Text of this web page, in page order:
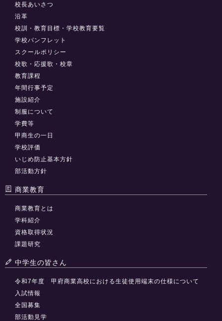
校長あいさつ
沿革
校訓・教育目標・学校教育要覧
学校パンフレット
スクールポリシー
校歌・応援歌・校章
教育課程
年間行事予定
施設紹介
制服について
学費等
甲商生の一日
学校評価
いじめ防止基本方針
部活動方針
商業教育
商業教育とは
学科紹介
資格取得状況
課題研究
中学生の皆さん
令和7年度 甲府商業高校における生徒使用端末の仕様について
入試情報
全国募集
部活動見学